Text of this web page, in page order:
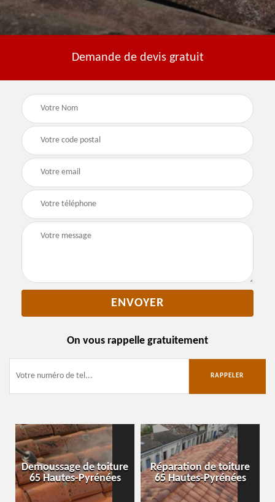
Demande de devis gratuit
On vous rappelle gratuitement
Demoussage de toiture
65 Hautes-Pyrénées
Réparation de toiture
65 Hautes-Pyrénées